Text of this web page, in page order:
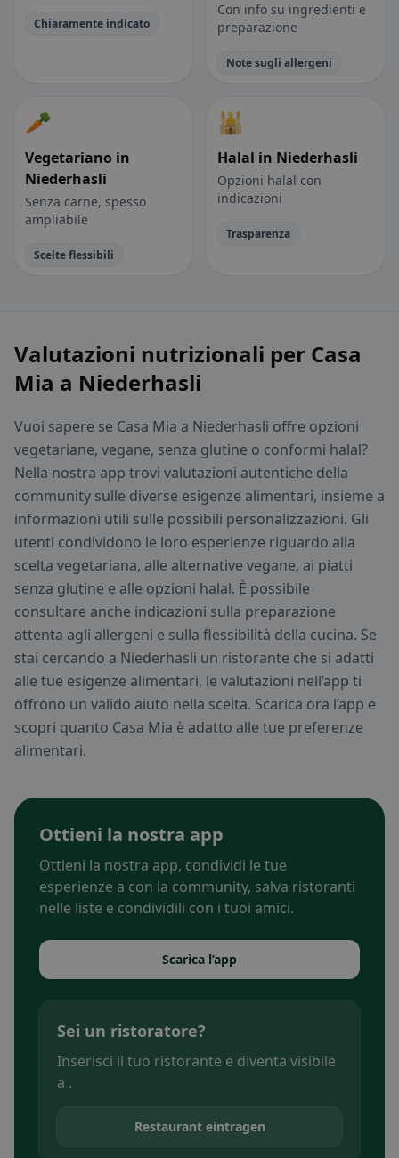
Chiaramente indicato
Con info su ingredienti e
preparazione
Note sugli allergeni
🥕
Vegetariano in
Niederhasli
Senza carne, spesso
ampliabile
Scelte flessibili
🕌
Halal in Niederhasli
Opzioni halal con
indicazioni
Trasparenza
Valutazioni nutrizionali per Casa
Mia a Niederhasli
Vuoi sapere se Casa Mia a Niederhasli offre opzioni
vegetariane, vegane, senza glutine o conformi halal?
Nella nostra app trovi valutazioni autentiche della
community sulle diverse esigenze alimentari, insieme a
informazioni utili sulle possibili personalizzazioni. Gli
utenti condividono le loro esperienze riguardo alla
scelta vegetariana, alle alternative vegane, ai piatti
senza glutine e alle opzioni halal. È possibile
consultare anche indicazioni sulla preparazione
attenta agli allergeni e sulla flessibilità della cucina. Se
stai cercando a Niederhasli un ristorante che si adatti
alle tue esigenze alimentari, le valutazioni nell’app ti
offrono un valido aiuto nella scelta. Scarica ora l’app e
scopri quanto Casa Mia è adatto alle tue preferenze
alimentari.
Ottieni la nostra app
Ottieni la nostra app, condividi le tue
esperienze a con la community, salva ristoranti
nelle liste e condividili con i tuoi amici.
Scarica l’app
Sei un ristoratore?
Inserisci il tuo ristorante e diventa visibile
a .
Restaurant eintragen